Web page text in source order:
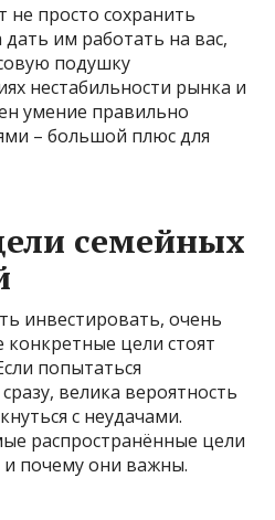
просто сохранить
им работать на вас,
подушку
нестабильности рынка и
умение правильно
– большой плюс для
семейных
инвестировать, очень
конкретные цели стоят
попытаться
велика вероятность
с неудачами.
распространённые цели
почему они важны.